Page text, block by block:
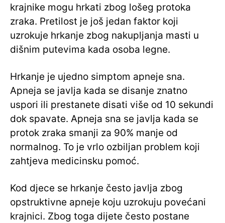
krajnike mogu hrkati zbog lošeg protoka
zraka. Pretilost je još jedan faktor koji
uzrokuje hrkanje zbog nakupljanja masti u
dišnim putevima kada osoba legne.
Hrkanje je ujedno simptom apneje sna.
Apneja se javlja kada se disanje znatno
uspori ili prestanete disati više od 10 sekundi
dok spavate. Apneja sna se javlja kada se
protok zraka smanji za 90% manje od
normalnog. To je vrlo ozbiljan problem koji
zahtjeva medicinsku pomoć.
Kod djece se hrkanje često javlja zbog
opstruktivne apneje koju uzrokuju povećani
krajnici. Zbog toga dijete često postane